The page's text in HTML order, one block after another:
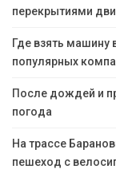
перекрытиями
Где взять машину
популярных
После дождей и
погода
На трассе
пешеход с